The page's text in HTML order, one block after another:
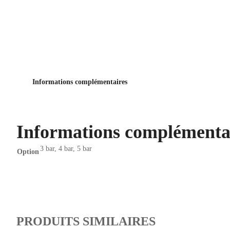
Informations complémentaires
Informations
Option 3 bar, 4 bar, 5 bar
PRODUITS SIMILAIRES